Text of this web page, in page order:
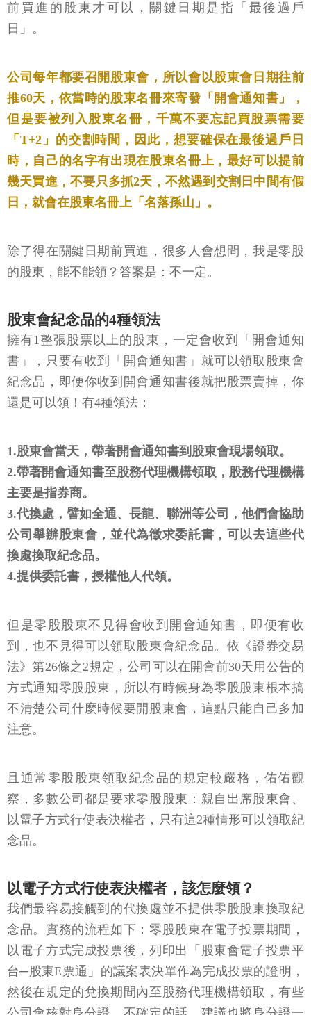
前買進的股東才可以，關鍵日期是指「最後過戶
日」。
公司每年都要召開股東會，所以會以股東會日期往前
推60天，依當時的股東名冊來寄發「開會通知書」，
但是要被列入股東名冊，千萬不要忘記買股票需要
「T+2」的交割時間，因此，想要確保在最後過戶日
時，自己的名字有出現在股東名冊上，最好可以提前
幾天買進，不要只多抓2天，不然遇到交割日中間有假
日，就會在股東名冊上「名落孫山」。
除了得在關鍵日期前買進，很多人會想問，我是零股
的股東，能不能領？答案是：不一定。
股東會紀念品的4種領法
擁有1整張股票以上的股東，一定會收到「開會通知
書」，只要有收到「開會通知書」就可以領取股東會
紀念品，即便你收到開會通知書後就把股票賣掉，你
還是可以領！有4種領法：
1.股東會當天，帶著開會通知書到股東會現場領取。
2.帶著開會通知書至股務代理機構領取，股務代理機構
主要是指券商。
3.代換處，譬如全通、長龍、聯洲等公司，他們會協助
公司舉辦股東會，並代為徵求委託書，可以去這些代
換處換取紀念品。
4.提供委託書，授權他人代領。
但是零股股東不見得會收到開會通知書，即便有收
到，也不見得可以領取股東會紀念品。依《證券交易
法》第26條之2規定，公司可以在開會前30天用公告的
方式通知零股股東，所以有時候身為零股股東根本搞
不清楚公司什麼時候要開股東會，這點只能自己多加
注意。
且通常零股股東領取紀念品的規定較嚴格，佑佑觀
察，多數公司都是要求零股股東：親自出席股東會、
以電子方式行使表決權者，只有這2種情形可以領取紀
念品。
以電子方式行使表決權者，該怎麼領？
我們最容易接觸到的代換處並不提供零股股東換取紀
念品。實務的流程如下：零股股東在電子投票期間，
以電子方式完成投票後，列印出「股東會電子投票平
台─股東E票通」的議案表決單作為完成投票的證明，
然後在規定的兌換期間內至股務代理機構領取，有些